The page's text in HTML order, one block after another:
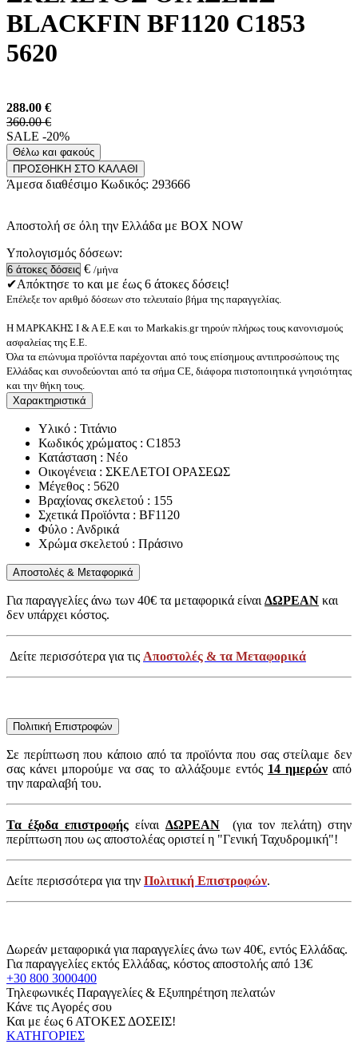
BLACKFIN BF1120 C1853
5620
288.00 €
360.00 €
SALE -20%
Θέλω και φακούς
ΠΡΟΣΘΗΚΗ ΣΤΟ ΚΑΛΑΘΙ
Άμεσα διαθέσιμο Κωδικός: 293666
Αποστολή σε όλη την Ελλάδα με BOX NOW
Υπολογισμός δόσεων:
€ /μήνα
✔Απόκτησε το και με έως 6 άτοκες δόσεις!
Επέλεξε τον αριθμό δόσεων στο τελευταίο βήμα της παραγγελίας.
Η ΜΑΡΚΑΚΗΣ Ι & Α Ε.Ε και το Markakis.gr τηρούν πλήρως τους κανονισμούς
ασφαλείας της Ε.Ε.
Όλα τα επώνυμα προϊόντα παρέχονται από τους επίσημους αντιπροσώπους της
Ελλάδας και συνοδεύονται από τα σήμα CE, διάφορα πιστοποιητικά γνησιότητας
και την θήκη τους.
Χαρακτηριστικά
Υλικό : Τιτάνιο
Κωδικός χρώματος : C1853
Κατάσταση : Νέο
Οικογένεια : ΣΚΕΛΕΤΟΙ ΟΡΑΣΕΩΣ
Μέγεθος : 5620
Βραχίονας σκελετού : 155
Σχετικά Προϊόντα : BF1120
Φύλο : Ανδρικά
Χρώμα σκελετού : Πράσινο
Αποστολές & Μεταφορικά
Για παραγγελίες άνω των 40€ τα μεταφορικά είναιΔΩΡΕΑΝ και
δεν υπάρχει κόστος.
Δείτε περισσότερα για τις Αποστολές & τα Μεταφορικά
Πολιτική Επιστροφών
Σε περίπτωση που κάποιο από τα προϊόντα που σας στείλαμε δεν
σας κάνει μπορούμε να σας το αλλάξουμε εντός 14 ημερώναπό
την παραλαβή του.
Τα έξοδα επιστροφής είναι ΔΩΡΕΑΝ (για τον πελάτη) στην
περίπτωση που ως αποστολέας οριστεί η "Γενική Ταχυδρομική"!
Δείτε περισσότερα για την Πολιτική Επιστροφών.
Δωρεάν μεταφορικά για παραγγελίες άνω των 40€, εντός Ελλάδας.
Για παραγγελίες εκτός Ελλάδας, κόστος αποστολής από 13€
+30 800 3000400
Τηλεφωνικές Παραγγελίες & Εξυπηρέτηση πελατών
Κάνε τις Αγορές σου
Και με έως 6 ΑΤΟΚΕΣ ΔΟΣΕΙΣ!
ΚΑΤΗΓΟΡΙΕΣ